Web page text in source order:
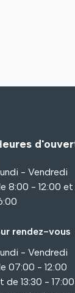
- Vendredi
8:00 - 12:00 et
rendez-vous
- Vendredi
07:00 - 12:00
de 13:30 - 17:00